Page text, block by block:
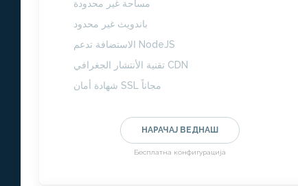
مساحة غير محدودة
باندويث غير محدود
الاستضافة تدعم NodeJS
تقنية الأنتشار الجغرافي CDN
شهادة أمان SSL مجاناً
НАРАЧАЈ ВЕДНАШ
Бесплатна конфигурација